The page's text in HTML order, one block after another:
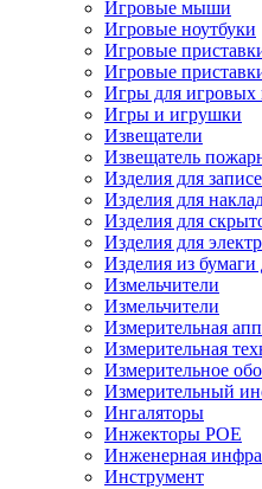
Игровые мыши
Игровые ноутбуки
Игровые
Игровые
Игры для игровых
Игры и игрушки
Извещатели
Извещатель
Изделия для
Изделия для
Изделия для
Изделия для
Изделия из бумаги
Измельчители
Измельчители
Измерительная
Измерительная
Измерительное
Измерительный
Ингаляторы
Инжекторы POE
Инженерная
Инструмент